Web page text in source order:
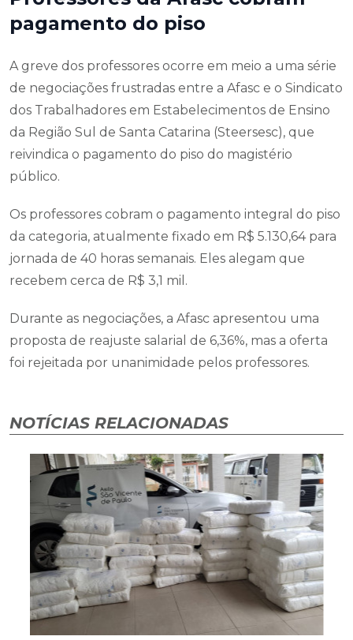
pagamento do piso
A greve dos professores ocorre em meio a uma série
de negociações frustradas entre a Afasc e o Sindicato
dos Trabalhadores em Estabelecimentos de Ensino
da Região Sul de Santa Catarina (Steersesc), que
reivindica o pagamento do piso do magistério
público.
Os professores cobram o pagamento integral do piso
da categoria, atualmente fixado em R$ 5.130,64 para
jornada de 40 horas semanais. Eles alegam que
recebem cerca de R$ 3,1 mil.
Durante as negociações, a Afasc apresentou uma
proposta de reajuste salarial de 6,36%, mas a oferta
foi rejeitada por unanimidade pelos professores.
NOTÍCIAS RELACIONADAS